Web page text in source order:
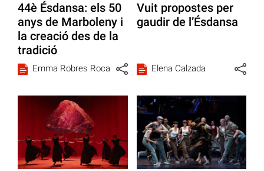
44è Ésdansa: els 50
anys de Marboleny i
la creació des de la
tradició
Emma Robres Roca
Vuit propostes per
gaudir de l’Ésdansa
Elena Calzada